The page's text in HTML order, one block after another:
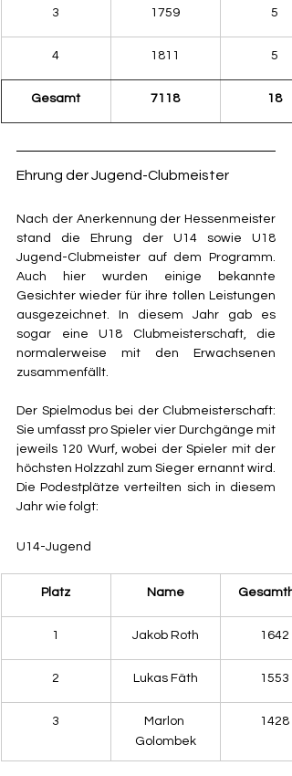
3 1759 5
4 1811 5
Gesamt 7118 18
Ehrung der Jugend-Clubmeister
Nach der Anerkennung der Hessenmeister
stand die Ehrung der U14 sowie U18
Jugend-Clubmeister auf dem Programm.
Auch hier wurden einige bekannte
Gesichter wieder für ihre tollen Leistungen
ausgezeichnet. In diesem Jahr gab es
sogar eine U18 Clubmeisterschaft, die
normalerweise mit den Erwachsenen
zusammenfällt.
Der Spielmodus bei der Clubmeisterschaft:
Sie umfasst pro Spieler vier Durchgänge mit
jeweils 120 Wurf, wobei der Spieler mit der
höchsten Holzzahl zum Sieger ernannt wird.
Die Podestplätze verteilten sich in diesem
Jahr wie folgt:
U14-Jugend
Platz Name
1 Jakob Roth 1642
2 Lukas Fäth 1553
3
Marlon
Golombek
1428